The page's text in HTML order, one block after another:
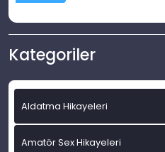
Kategoriler
Aldatma Hikayeleri
Amatör Sex Hikayeleri